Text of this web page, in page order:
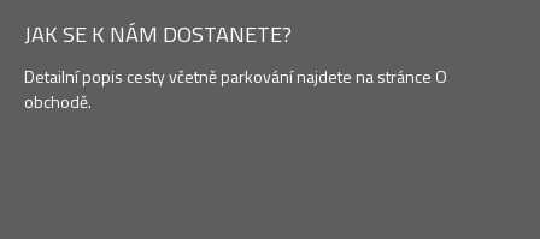
JAK SE K NÁM DOSTANETE?
Detailní popis cesty včetně parkování najdete na stránce O
obchodě.